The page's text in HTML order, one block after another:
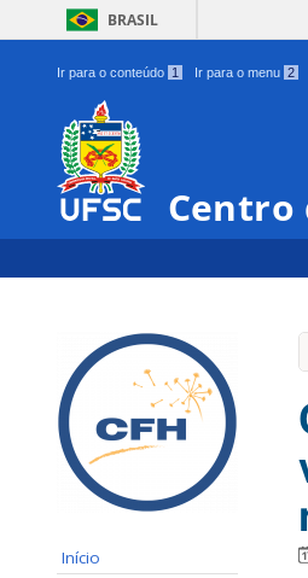
BRASIL
Ir para o conteúdo 1 Ir para o menu 2
Centro
Início